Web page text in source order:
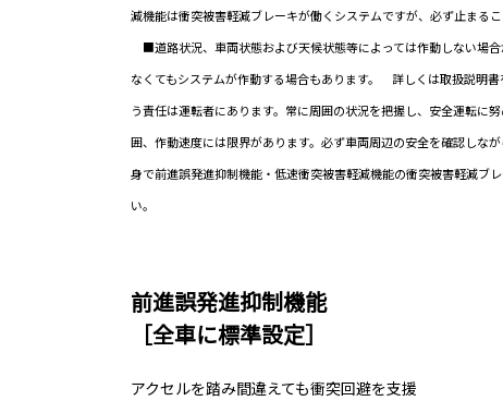
減機能は衝突被害軽減ブレーキが働くシステムですが、必ず止まる
■道路状況、車両状態および天候状態等によっては作動しない場
なくてもシステムが作動する場合もあります。 詳しくは取扱説明
う責任は運転者にあります。常に周囲の状況を把握し、安全運転
囲、作動速度には限界があります。必ず車両周辺の安全を確認し
身で前進誤発進抑制機能・低速衝突被害軽減機能の衝突被害軽減ブ
い。
前進誤発進抑制機能
［全車に標準設定］
アクセルを踏み間違えても衝突回避を支援